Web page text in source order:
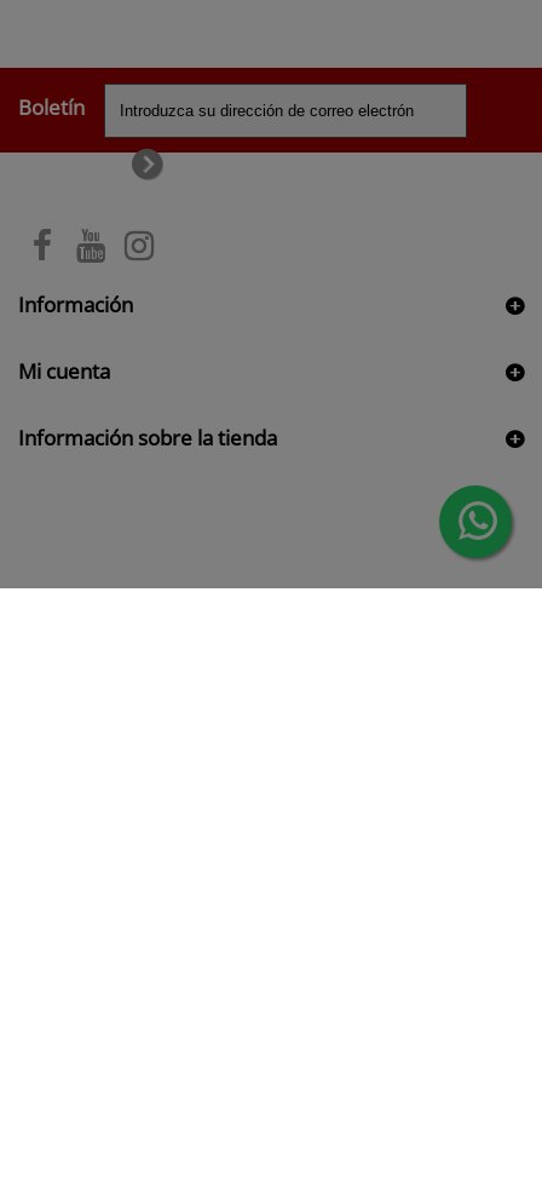
Boletín
Información
Mi cuenta
Información sobre la tienda